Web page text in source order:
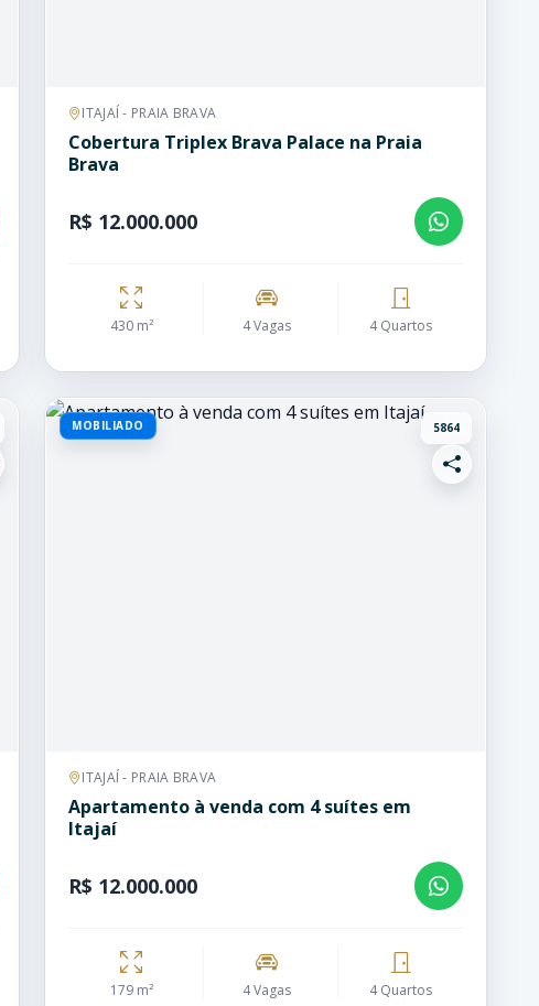
ITAJAÍ - PRAIA BRAVA
Cobertura Triplex Brava Palace na Praia
Brava
R$ 12.000.000
430 m² 4 Vagas 4 Quartos
MOBILIADO 5864
ITAJAÍ - PRAIA BRAVA
Apartamento à venda com 4 suítes em
Itajaí
R$ 12.000.000
179 m² 4 Vagas 4 Quartos